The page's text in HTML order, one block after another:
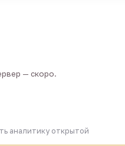
— скоро.
аналитику открытой